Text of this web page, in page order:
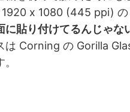
x 1080 (445 ppi) の
に貼り付けてるんじゃな
は Corning の Gorilla